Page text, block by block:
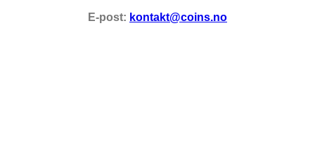
E-post: kontakt@coins.no